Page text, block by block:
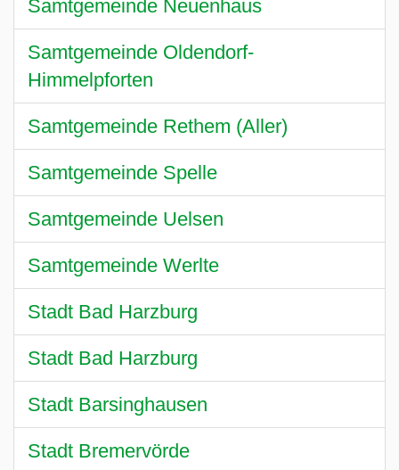
Samtgemeinde Neuenhaus
Samtgemeinde Oldendorf-
Himmelpforten
Samtgemeinde Rethem (Aller)
Samtgemeinde Spelle
Samtgemeinde Uelsen
Samtgemeinde Werlte
Stadt Bad Harzburg
Stadt Bad Harzburg
Stadt Barsinghausen
Stadt Bremervörde